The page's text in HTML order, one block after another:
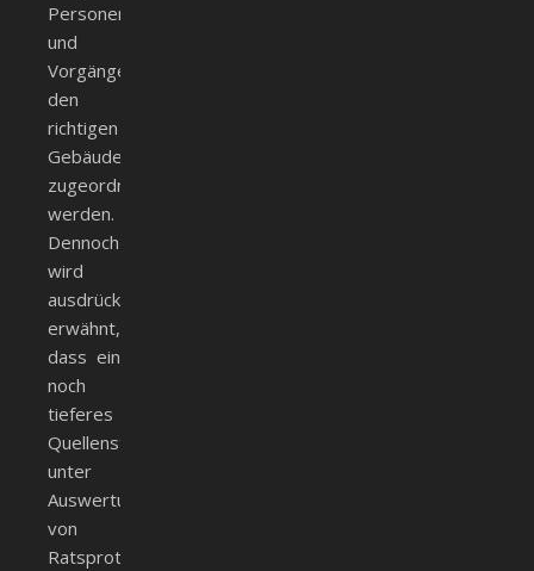
Personen
und
Vorgänge
den
richtigen
Gebäuden
zugeordnet
werden.
Dennoch
wird
ausdrücklich
erwähnt,
dass ein
noch
tieferes
Quellenstudium
unter
Auswertung
von
Ratsprotokollen